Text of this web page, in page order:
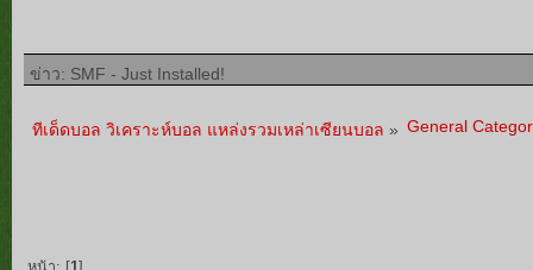
ข่าว: SMF - Just Installed!
ทีเด็ดบอล วิเคราะห์บอล แหล่งรวมเหล่าเซียนบอล » General